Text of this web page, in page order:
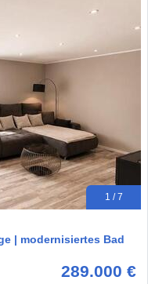
1 / 7
| modernisiertes Bad
289.000 €